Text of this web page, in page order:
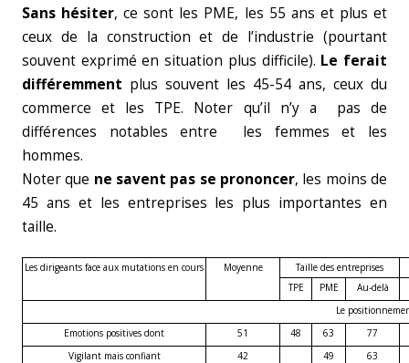
Sans hésiter, ce sont les PME, les 55 ans et plus et
ceux de la construction et de l’industrie (pourtant
souvent exprimé en situation plus difficile). Le ferait
différemment plus souvent les 45-54 ans, ceux du
commerce et les TPE. Noter qu’il n’y a pas de
différences notables entre les femmes et les
hommes.
Noter que ne savent pas se prononcer, les moins de
45 ans et les entreprises les plus importantes en
taille.
Les dirigeants face aux mutations en cours Moyenne
Taille des entreprises
TPE
PME Au-delà
Le
Emotions positives dont
51 48 63
77
Vigilant mais confiant
42 49
63